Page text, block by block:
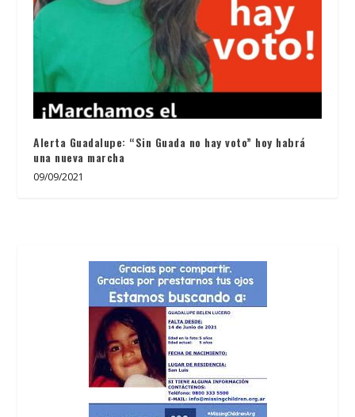
Alerta Guadalupe: “Sin Guada no hay voto” hoy habrá
una nueva marcha
09/09/2021